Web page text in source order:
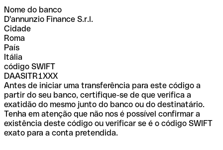
Nome do banco
D'annunzio Finance S.r.l.
Cidade
Roma
País
Itália
código SWIFT
DAASITR1XXX
Antes de iniciar uma transferência para este código a
partir do seu banco, certifique-se de que verifica a
exatidão do mesmo junto do banco ou do destinatário.
Tenha em atenção que não nos é possível confirmar a
existência deste código ou verificar se é o código SWIFT
exato para a conta pretendida.